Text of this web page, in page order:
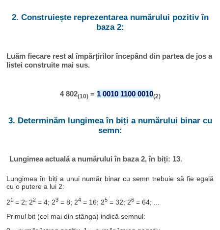
2. Construiește reprezentarea numărului pozitiv în
baza 2:
Luăm fiecare rest al împărțirilor începând din partea de jos a
listei construite mai sus.
4 802(10)= 1 0010 1100 0010(2)
3. Determinăm lungimea în biți a numărului binar cu
semn:
Lungimea actuală a numărului în baza 2, în biți: 13.
Lungimea în biți a unui număr binar cu semn trebuie să fie egală
cu o putere a lui 2:
21 = 2; 22 = 4; 23 = 8; 24 = 16; 25 = 32; 26 = 64; ...
Primul bit (cel mai din stânga) indică semnul: